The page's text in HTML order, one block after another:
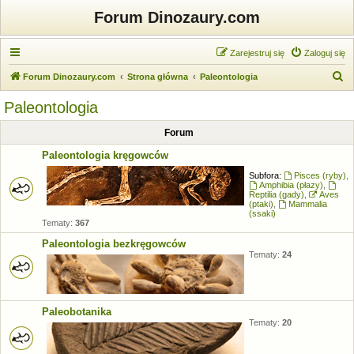
Forum Dinozaury.com
Zaloguj się
Zarejestruj się
Forum Dinozaury.com Strona główna Paleontologia
Paleontologia
Forum
Paleontologia kręgowców
Subfora: Pisces (ryby)
Amphibia (płazy)
Reptilia (gady)
Aves
(ptaki)
Mammalia
(ssaki)
Tematy: 367
Paleontologia bezkręgowców
Tematy: 24
Paleobotanika
Tematy: 20